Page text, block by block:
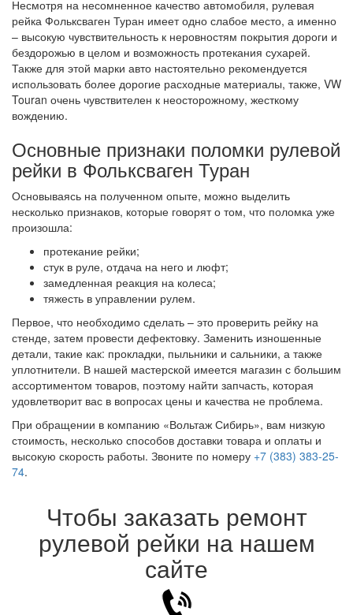
Несмотря на несомненное качество автомобиля, рулевая
рейка Фольксваген Туран имеет одно слабое место, а именно
– высокую чувствительность к неровностям покрытия дороги и
бездорожью в целом и возможность протекания сухарей.
Также для этой марки авто настоятельно рекомендуется
использовать более дорогие расходные материалы, также, VW
Touran очень чувствителен к неосторожному, жесткому
вождению.
Основные признаки поломки рулевой
рейки в Фольксваген Туран
Основываясь на полученном опыте, можно выделить
несколько признаков, которые говорят о том, что поломка уже
произошла:
протекание рейки;
стук в руле, отдача на него и люфт;
замедленная реакция на колеса;
тяжесть в управлении рулем.
Первое, что необходимо сделать – это проверить рейку на
стенде, затем провести дефектовку. Заменить изношенные
детали, такие как: прокладки, пыльники и сальники, а также
уплотнители. В нашей мастерской имеется магазин с большим
ассортиментом товаров, поэтому найти запчасть, которая
удовлетворит вас в вопросах цены и качества не проблема.
При обращении в компанию «Вольтаж Сибирь», вам низкую
стоимость, несколько способов доставки товара и оплаты и
высокую скорость работы. Звоните по номеру +7 (383) 383-25-
74.
Чтобы заказать ремонт
рулевой рейки на нашем
сайте